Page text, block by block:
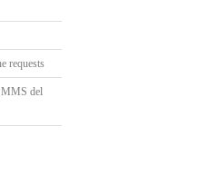
requests
del